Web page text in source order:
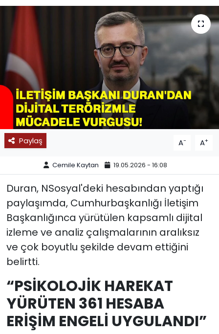
Paylaş A- A+
Cemile Kaytan 19.05.2026 - 16:08
Duran, NSosyal'deki hesabından yaptığı
paylaşımda, Cumhurbaşkanlığı İletişim
Başkanlığınca yürütülen kapsamlı dijital
izleme ve analiz çalışmalarının aralıksız
ve çok boyutlu şekilde devam ettiğini
belirtti.
“PSİKOLOJİK HAREKAT
YÜRÜTEN 361 HESABA
ERİŞİM ENGELİ UYGULANDI”
11:11 MANŞET